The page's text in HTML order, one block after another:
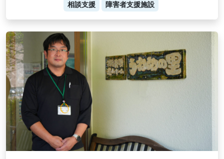
相談支援
障害者支援施設